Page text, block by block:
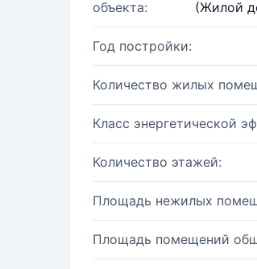
объекта:
(Жилой
Год постройки:
Количество жилых
Класс энергетической
Количество этажей:
Площадь нежилых
Площадь помещений